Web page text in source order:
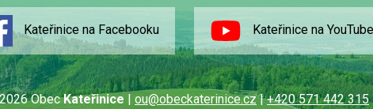
Kateřinice na Facebooku Kateřinice na YouTube
ObecKateřinice | ou@obeckaterinice.cz|+420 571 442 315